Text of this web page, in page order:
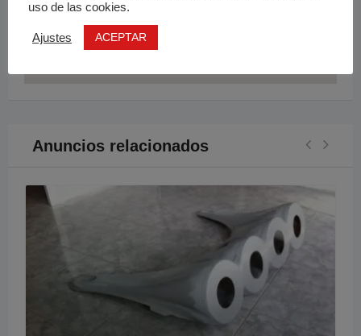
Anuncios relacionados
uso de las cookies.
Ajustes ACEPTAR